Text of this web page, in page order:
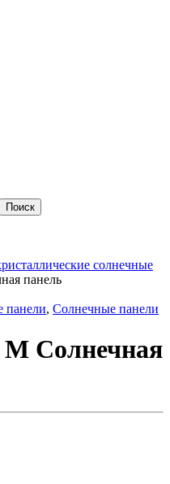
Поиск
солнечные
панель
панели, Солнечные панели
M Солнечная